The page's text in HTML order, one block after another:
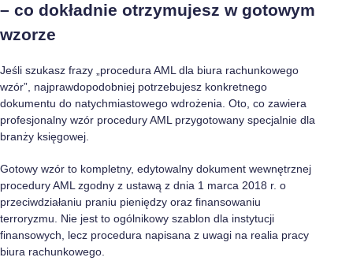
– co dokładnie otrzymujesz w gotowym
wzorze
Jeśli szukasz frazy „procedura AML dla biura rachunkowego
wzór”, najprawdopodobniej potrzebujesz konkretnego
dokumentu do natychmiastowego wdrożenia. Oto, co zawiera
profesjonalny wzór procedury AML przygotowany specjalnie dla
branży księgowej.
Gotowy wzór to kompletny, edytowalny dokument wewnętrznej
procedury AML zgodny z ustawą z dnia 1 marca 2018 r. o
przeciwdziałaniu praniu pieniędzy oraz finansowaniu
terroryzmu. Nie jest to ogólnikowy szablon dla instytucji
finansowych, lecz procedura napisana z uwagi na realia pracy
biura rachunkowego.